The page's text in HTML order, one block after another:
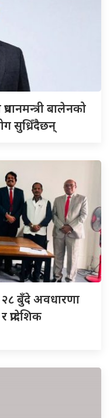
बालेनको
सुध्रिँदैछन्
२८ बुँदे अवधारणा